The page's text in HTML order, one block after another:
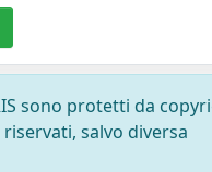
sono protetti da
salvo diversa